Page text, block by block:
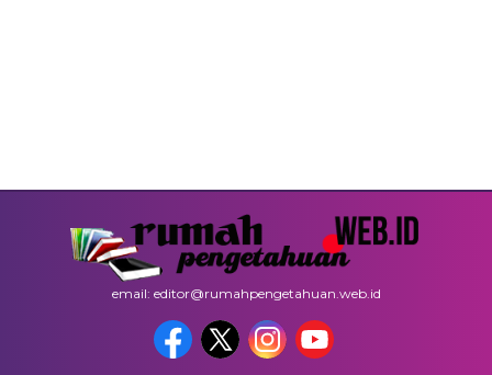
email: editor@rumahpengetahuan.web.id